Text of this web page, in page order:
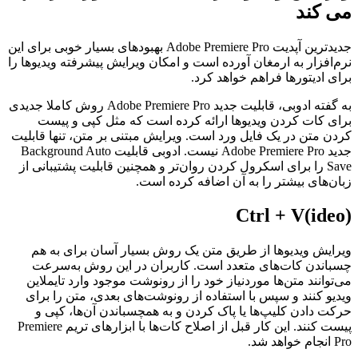
می کند
جدیدترین آپدیت Adobe Premiere Pro بهبودهای بسیار خوبی برای این
نرم‌افزار به ارمغان آورده است و امکان ویرایش پیشرفته ویدیوها را
برای ادیتورها فراهم خواهد کرد.
به گفته ادوبی، قابلیت جدید Adobe Premiere Pro روش کاملا جدیدی
برای کات کردن ویدیوها ارائه کرده است که مثل کپی و پیست
کردن متن در یک فایل ورد است. ویرایش مبتنی بر متن، تنها قابلیت
جدید Adobe Premiere Pro نیست. ادوبی قابلیت Background Auto
Save را برای اسکرول کردن روان‌تر و همچنین قابلیت پشتیبانی از
زبان‌های بیشتر را به آن اضافه کرده است.
Ctrl + V(ideo)
ویرایش ویدیوها از طریق متن یک روش بسیار آسان برای به هم
چسباندن کات‌های متعدد است. کاربران در این روش به‌سرعت
می‌توانند متن‌ها موردنیاز خود را از رونوشت موجود وارد تایملاین
ویدیو کنند و سپس با استفاده از رونوشت‌های بعدی، متن را برای
حرکت دادن کلیپ‌ها یا پاک کردن و به همچسباندن آن‌ها، کپی و
پیست کنند. این کار قبل از اصلاح کات‌ها با ابزارهای تریم Premiere
Pro انجام خواهد شد.